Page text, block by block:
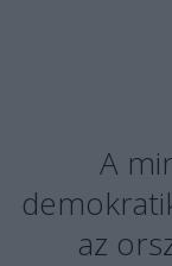
A
az